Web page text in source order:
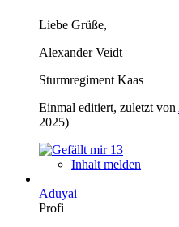
Liebe Grüße,
Alexander Veidt
Sturmregiment Kaas
Einmal editiert, zuletzt von
2025)
13
Inhalt melden
Aduyai
Profi